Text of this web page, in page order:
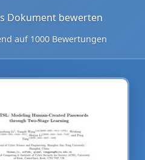
Dokument bewerten
auf 1000 Bewertungen